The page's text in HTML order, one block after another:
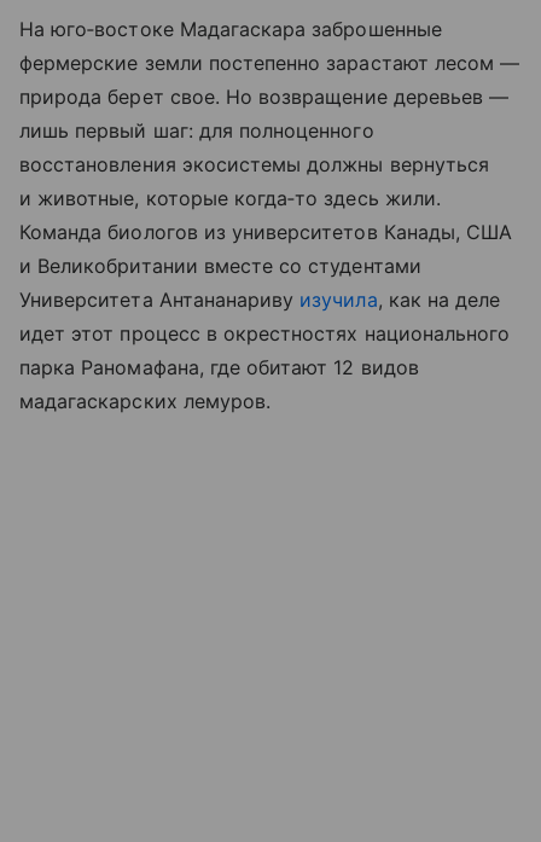
На юго‑востоке Мадагаскара заброшенные
фермерские земли постепенно зарастают лесом —
природа берет свое. Но возвращение деревьев —
лишь первый шаг: для полноценного
восстановления экосистемы должны вернуться
и животные, которые когда‑то здесь жили.
Команда биологов из университетов Канады, США
и Великобритании вместе со студентами
Университета Антананариву изучила, как на деле
идет этот процесс в окрестностях национального
парка Раномафана, где обитают 12 видов
мадагаскарских лемуров.